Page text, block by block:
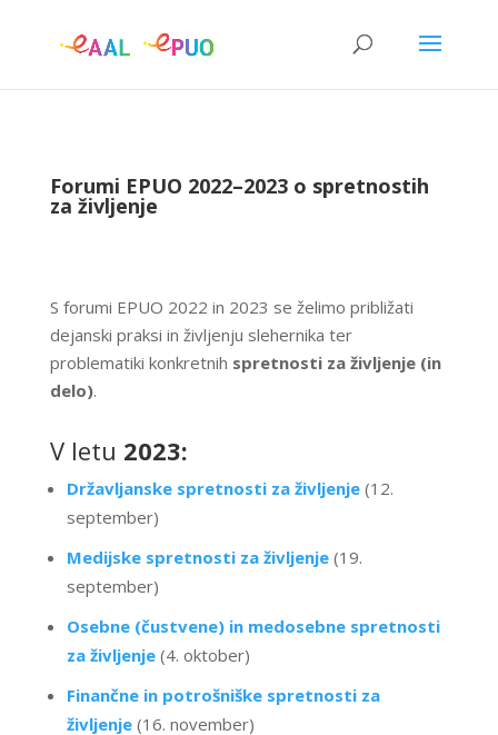
Forumi EPUO 2022–2023 o spretnostih
za življenje
S forumi EPUO 2022 in 2023 se želimo približati
dejanski praksi in življenju slehernika ter
problematiki konkretnih spretnosti za življenje (in
delo).
V letu 2023:
Državljanske spretnosti za življenje(12.
september)
Medijske spretnosti za življenje(19.
september)
Osebne (čustvene) in medosebne spretnosti
za življenje(4. oktober)
Finančne in potrošniške spretnosti za
življenje(16. november)